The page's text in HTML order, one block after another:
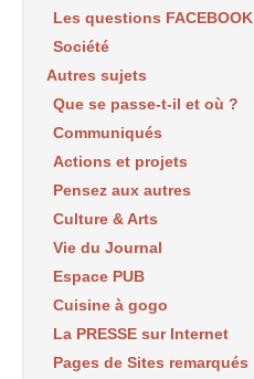
Les questions FACEBOOK
Société
Autres sujets
Que se passe-t-il et où ?
Communiqués
Actions et projets
Pensez aux autres
Culture & Arts
Vie du Journal
Espace PUB
Cuisine à gogo
La PRESSE sur Internet
Pages de Sites remarqués